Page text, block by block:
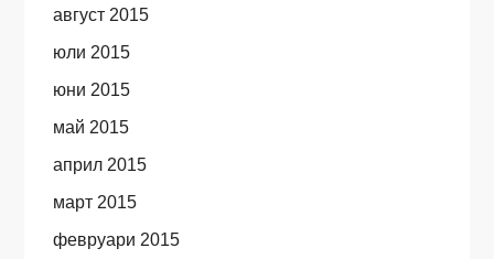
август 2015
юли 2015
юни 2015
май 2015
април 2015
март 2015
февруари 2015